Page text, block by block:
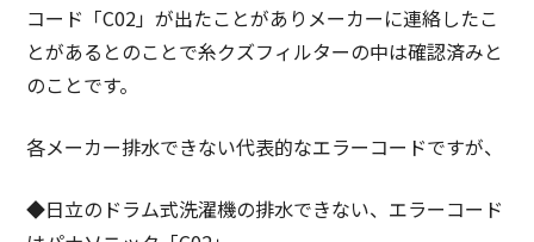
コード「C02」が出たことがありメーカーに連絡したこ
とがあるとのことで糸クズフィルターの中は確認済みと
のことです。
各メーカー排水できない代表的なエラーコードですが、
◆日立のドラム式洗濯機の排水できない、エラーコード